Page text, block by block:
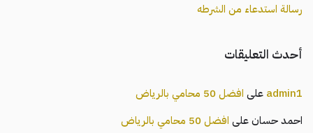
رسالة استدعاء من الشرطه
أحدث التعليقات
admin1 على افضل 50 محامي بالرياض
احمد حسانعلى افضل 50 محامي بالرياض